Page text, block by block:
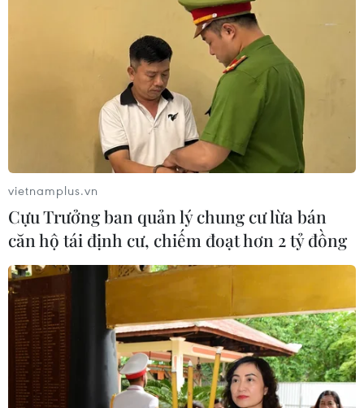
TIN LIÊN QUAN
Thuế quan của Mỹ: Nhật Bản công bố gói
hỗ trợ kinh tế khẩn cấp
vietnamplus.vn
Cựu Trưởng ban quản lý chung cư lừa bán
căn hộ tái định cư, chiếm đoạt hơn 2 tỷ đồng